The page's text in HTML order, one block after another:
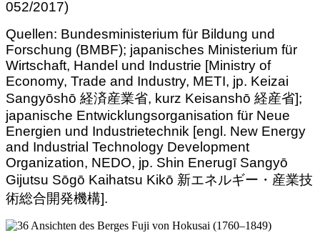
052/2017)
Quellen: Bundesministerium für Bildung und
Forschung (BMBF); japanisches Ministerium für
Wirtschaft, Handel und Industrie [Ministry of
Economy, Trade and Industry, METI, jp. Keizai
Sangyōshō 経済産業省, kurz Keisanshō 経産省];
japanische Entwicklungsorganisation für Neue
Energien und Industrietechnik [engl. New Energy
and Industrial Technology Development
Organization, NEDO, jp. Shin Enerugī Sangyō
Gijutsu Sōgō Kaihatsu Kikō 新エネルギー・産業技
術総合開発機構].